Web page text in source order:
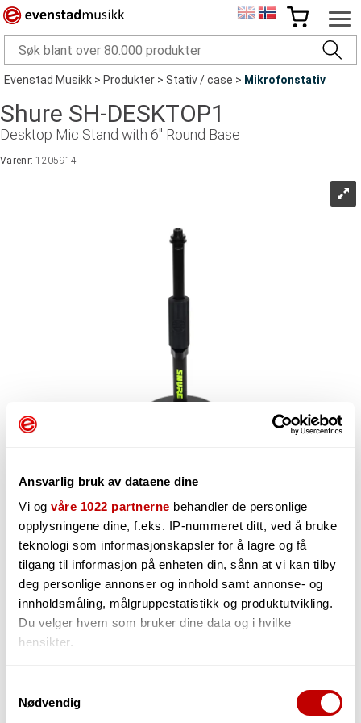
Ansvarlig bruk av dataene dine
Vi og våre 1022 partnerne behandler de personlige
opplysningene dine, f.eks. IP-nummeret ditt, ved å bruke
teknologi som informasjonskapsler for å lagre og få
tilgang til informasjon på enheten din, sånn at vi kan tilby
deg personlige annonser og innhold samt annonse- og
innholdsmåling, målgruppestatistikk og produktutvikling.
Du velger hvem som bruker dine data og i hvilke
hensikter.
Innhente informasjon om den geografiske
Nødvendig
Evenstad Musikk>Produkter>Stativ / case> Mikrofonstativ
Shure SH-DESKTOP1
Desktop Mic Stand with 6'' Round Base
Varenr:1205914
403,-
- +